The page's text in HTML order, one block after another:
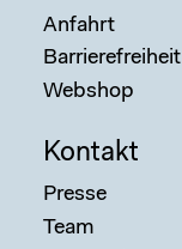
Anfahrt
Barrierefreiheit
Webshop
Kontakt
Presse
Team